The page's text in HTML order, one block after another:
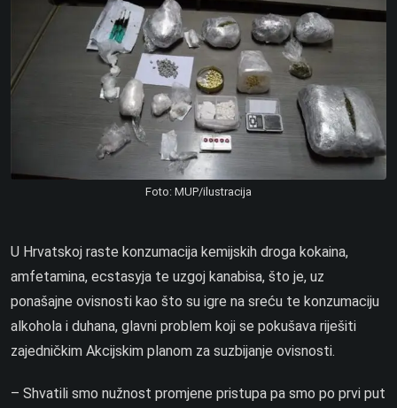
Foto: MUP/ilustracija
U Hrvatskoj raste konzumacija kemijskih droga kokaina,
amfetamina, ecstasyja te uzgoj kanabisa, što je, uz
ponašajne ovisnosti kao što su igre na sreću te konzumaciju
alkohola i duhana, glavni problem koji se pokušava riješiti
zajedničkim Akcijskim planom za suzbijanje ovisnosti.
– Shvatili smo nužnost promjene pristupa pa smo po prvi put